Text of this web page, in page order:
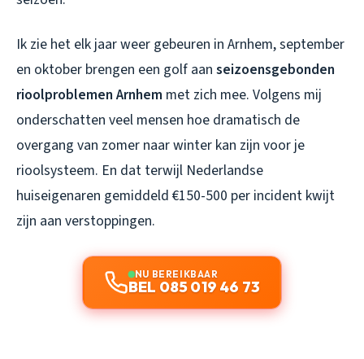
Ik zie het elk jaar weer gebeuren in Arnhem, september
en oktober brengen een golf aan seizoensgebonden
rioolproblemen Arnhem met zich mee. Volgens mij
onderschatten veel mensen hoe dramatisch de
overgang van zomer naar winter kan zijn voor je
rioolsysteem. En dat terwijl Nederlandse
huiseigenaren gemiddeld €150-500 per incident kwijt
zijn aan verstoppingen.
NU BEREIKBAAR
BEL 085 019 46 73